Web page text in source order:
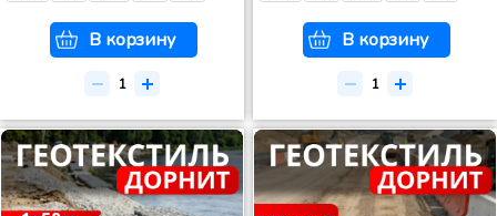
В корзину В корзину